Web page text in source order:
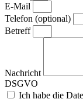
E-Mail
Telefon (optional)
Betreff
Nachricht
DSGVO
Ich habe die